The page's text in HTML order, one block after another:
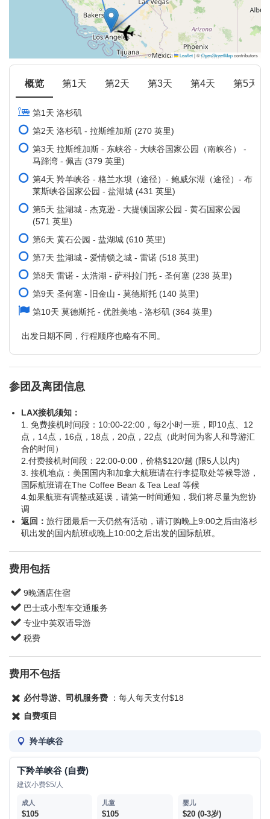
Leaflet|©OpenStreetMapcontributors
概览 第1天 第2天 第3天 第4天 第5天
第1天 洛杉矶
第2天 洛杉矶 - 拉斯维加斯 (270 英里)
第3天 拉斯维加斯 - 东峡谷 - 大峡谷国家公园（南峡谷） -
马蹄湾 - 佩吉 (379 英里)
第4天 羚羊峡谷 - 格兰水坝（途径）- 鲍威尔湖（途径）- 布
莱斯峡谷国家公园 - 盐湖城 (431 英里)
第5天 盐湖城 - 杰克逊 - 大提顿国家公园 - 黄石国家公园
(571 英里)
第6天 黄石公园 - 盐湖城 (610 英里)
第7天 盐湖城 - 爱情锁之城 - 雷诺 (518 英里)
第8天 雷诺 - 太浩湖 - 萨科拉门托 - 圣何塞 (238 英里)
第9天 圣何塞 - 旧金山 - 莫德斯托 (140 英里)
第10天 莫德斯托 - 优胜美地 - 洛杉矶 (364 英里)
出发日期不同，行程顺序也略有不同。
参团及离团信息
LAX接机须知：
1. 免费接机时间段：10:00-22:00，每2小时一班，即10点、12
点，14点，16点，18点，20点，22点（此时间为客人和导游汇
合的时间）
2.付费接机时间段：22:00-0:00，价格$120/趟 (限5人以内)
3. 接机地点：美国国内和加拿大航班请在行李提取处等候导游，
国际航班请在The Coffee Bean & Tea Leaf 等候
4.如果航班有调整或延误，请第一时间通知，我们将尽量为您协
调
返回： 旅行团最后一天仍然有活动，请订购晚上9:00之后由洛杉
矶出发的国内航班或晚上10:00之后出发的国际航班。
费用包括
9晚酒店住宿
巴士或小型车交通服务
专业中英双语导游
税费
费用不包括
必付导游、司机服务费
：每人每天支付$18
自费项目
羚羊峡谷
下羚羊峡谷 (自费)
建议小费$5/人
$105 $105 $20 (0-3岁)